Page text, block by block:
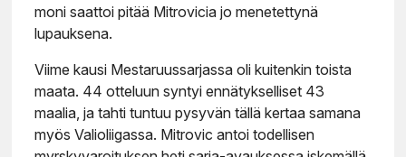
moni saattoi pitää Mitrovicia jo menetettynä
lupauksena.
Viime kausi Mestaruussarjassa oli kuitenkin toista
maata. 44 otteluun syntyi ennätykselliset 43
maalia, ja tahti tuntuu pysyvän tällä kertaa samana
myös Valioliigassa. Mitrovic antoi todellisen